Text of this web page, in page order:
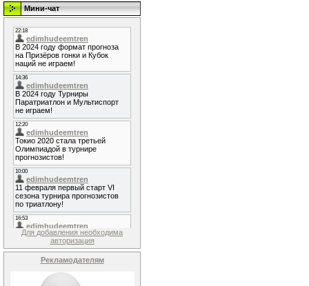
Мини-чат
Для добавления необходима
авторизация
Рекламодателям